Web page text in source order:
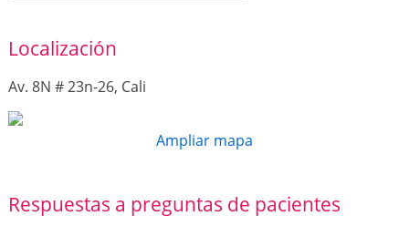
Localización
Av. 8N # 23n-26, Cali
Ampliar mapa
Respuestas a preguntas de pacientes